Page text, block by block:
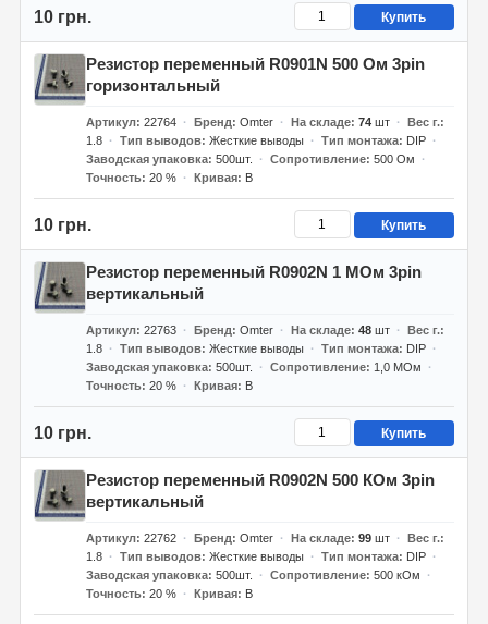
10 грн. Купить
Резистор переменный R0901N 500 Ом 3pin
горизонтальный
Артикул 22764 Бренд Omter На складе 74шт
Вес г.
1.8
Тип выводов Жесткие выводы Тип монтажа
DIP
Заводская упаковка 500шт. Сопротивление 500 Ом
Точность 20 % Кривая B
10 грн. Купить
Резистор переменный R0902N 1 МОм 3pin
вертикальный
Артикул 22763 Бренд Omter На складе 48шт
Вес г.
1.8
Тип выводов Жесткие выводы Тип монтажа
DIP
Заводская упаковка 500шт. Сопротивление
1,0 МОм
Точность 20 % Кривая B
10 грн. Купить
Резистор переменный R0902N 500 КОм 3pin
вертикальный
Артикул 22762 Бренд Omter На складе 99шт
Вес г.
1.8
Тип выводов Жесткие выводы Тип монтажа
DIP
Заводская упаковка 500шт. Сопротивление 500 кОм
Точность 20 % Кривая B